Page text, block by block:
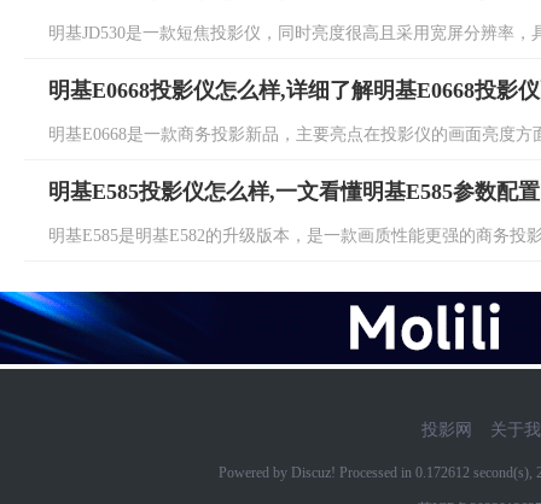
明基JD530是一款短焦投影仪，同时亮度很高且采用宽屏分辨率，
明基E0668投影仪怎么样,详细了解明基E0668投影
明基E0668是一款商务投影新品，主要亮点在投影仪的画面亮度
明基E585投影仪怎么样,一文看懂明基E585参数配置
明基E585是明基E582的升级版本，是一款画质性能更强的商务投
投影网 关于
Powered by Discuz! Processed in 0.172612